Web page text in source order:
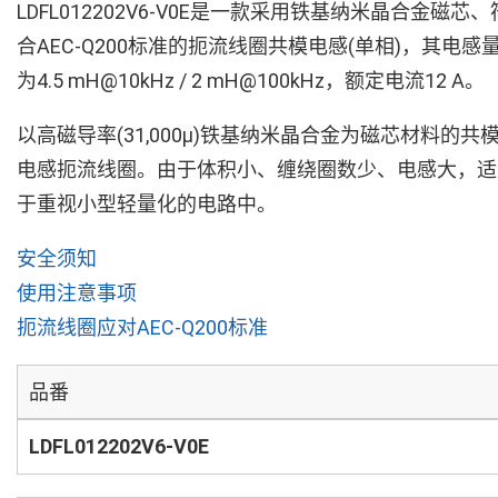
LDFL012202V6-V0E是一款采用铁基纳米晶合金磁芯、
合AEC-Q200标准的扼流线圈共模电感(单相)，其电感
为4.5 mH@10kHz / 2 mH@100kHz，额定电流12 A。
以高磁导率(31,000µ)铁基纳米晶合金为磁芯材料的共
电感扼流线圈。由于体积小、缠绕圈数少、电感大，
于重视小型轻量化的电路中。
安全须知
使用注意事项
扼流线圈应对AEC-Q200标准
品番
LDFL012202V6-V0E